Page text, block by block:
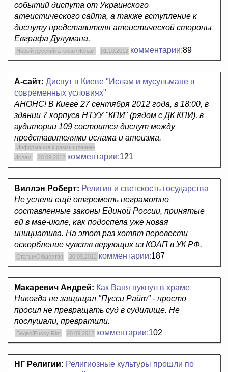
событий диспута от Украинского
атеистического сайта, а также вступление к
диспуту представителя атеистической стороны
Евграфа Дулумана.
Новый русский атеизм/Ислам 01.10.2012 комментарии:89
А-сайт: Диспут в Киеве "Ислам и мусульмане в
современных условиях"
АНОНС! В Киеве 27 сентября 2012 года, в 18:00, в
здании 7 корпуса НТУУ "КПИ" (рядом с ДК КПИ), в
аудитории 109 состоится диспут между
представителями ислама и атеизма.
Информация к размышлению/
Ислам
20.09.2012 комментарии:121
Виллэн Роберт: Религия и светскость государства
Не успели ещё отгреметь неграмотно
составленные законы Единой России, принятые
ей в мае-июле, как подоспела уже новая
инициатива. На этот раз хотят перевести
оскорбление чувств верующих из КОАП в УК РФ.
Статьи/Общество 20.09.2012 комментарии:187
Макаревич Андрей: Как Ваня пукнул в храме
Никогда не защищал "Пусси Райт" - просто
просил не превращать суд в судилище. Не
послушали, превратили.
Видео/Pussy Riot 20.09.2012 комментарии:102
НГ Религии: Религиозные культуры прошли по